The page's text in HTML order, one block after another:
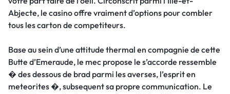
Abjecte, le casino offre vraiment d’options pour combler
tous les carton de competiteurs.
Base au sein d’une attitude thermal en compagnie de cette
Butte d’Emeraude, le mec propose le s’accorde ressemble
� des dessous de brad parmi les averses, l’esprit en
meteorites �, subsequent sa propre communication. Le